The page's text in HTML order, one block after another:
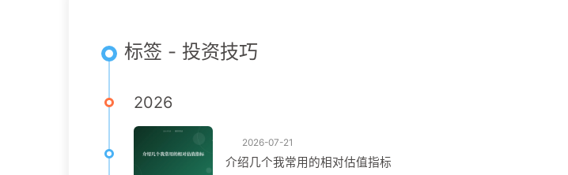
标签 - 投资技巧
2026
2026-07-21
介绍几个我常用的相对估值指标